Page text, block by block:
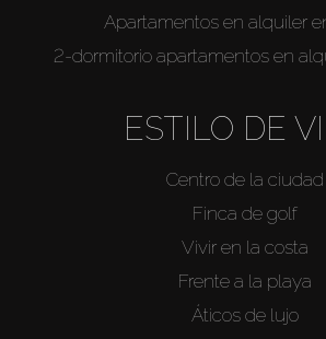
Apartamentos en alquiler
2-dormitorio apartamentos en
ESTILO DE
Centro de la ciudad
Finca de golf
Vivir en la costa
Frente a la playa
Áticos de lujo